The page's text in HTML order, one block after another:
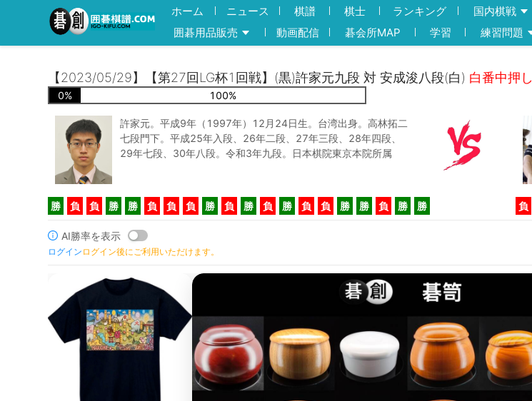
ホーム ニュース 棋譜 棋士 ランキング 国内棋戦
囲碁用品販売
動画配信 碁会所MAP 学習 練習問題
【2023/05/29】【第27回LG杯1回戦】(黒)許家元九段 対 安成浚八段(白) 白番中押
0% 100%
許家元。平成9年（1997年）12月24日生。台湾出身。高林拓二
七段門下。平成25年入段、26年二段、27年三段、28年四段、
29年七段、30年八段。令和3年九段。日本棋院東京本院所属
勝 負 負 勝 勝 負 負 負 勝 負 勝 負 勝 負 負 勝 勝 負 勝 勝 負
AI勝率を表示
ログイン ログイン後にご利用いただけます。